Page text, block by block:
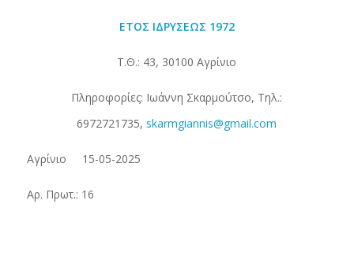
ΕΤΟΣ ΙΔΡΥΣΕΩΣ 1972
Τ.Θ.: 43, 30100 Αγρίνιο
Πληροφορίες: Ιωάννη Σκαρμούτσο, Τηλ.:
6972721735,skarmgiannis@gmail.com
Αγρίνιο 15-05-2025
Αρ. Πρωτ.: 16